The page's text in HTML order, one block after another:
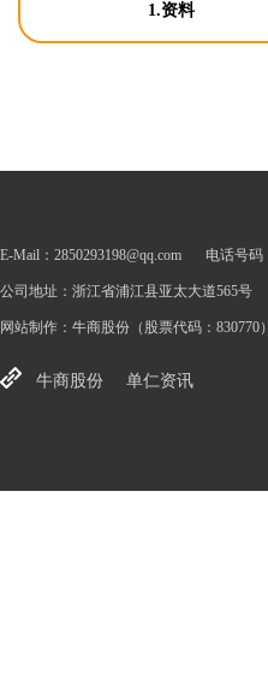
1.资料
E-Mail：2850293198@qq.com 电话号码
公司地址：浙江省浦江县亚太大道565号
网站制作： 牛商股份 （股票代码：830770）
牛商股份 单仁资讯